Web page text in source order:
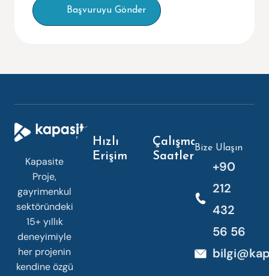
Kapasite
Proje,
gayrimenkul
sektöründeki
15+ yıllık
deneyimiyle
her projenin
kendine özgü
Hızlı
Erişim
Çalışma
Saatleri
Bize Ulaşın
+90
212
432
56 56